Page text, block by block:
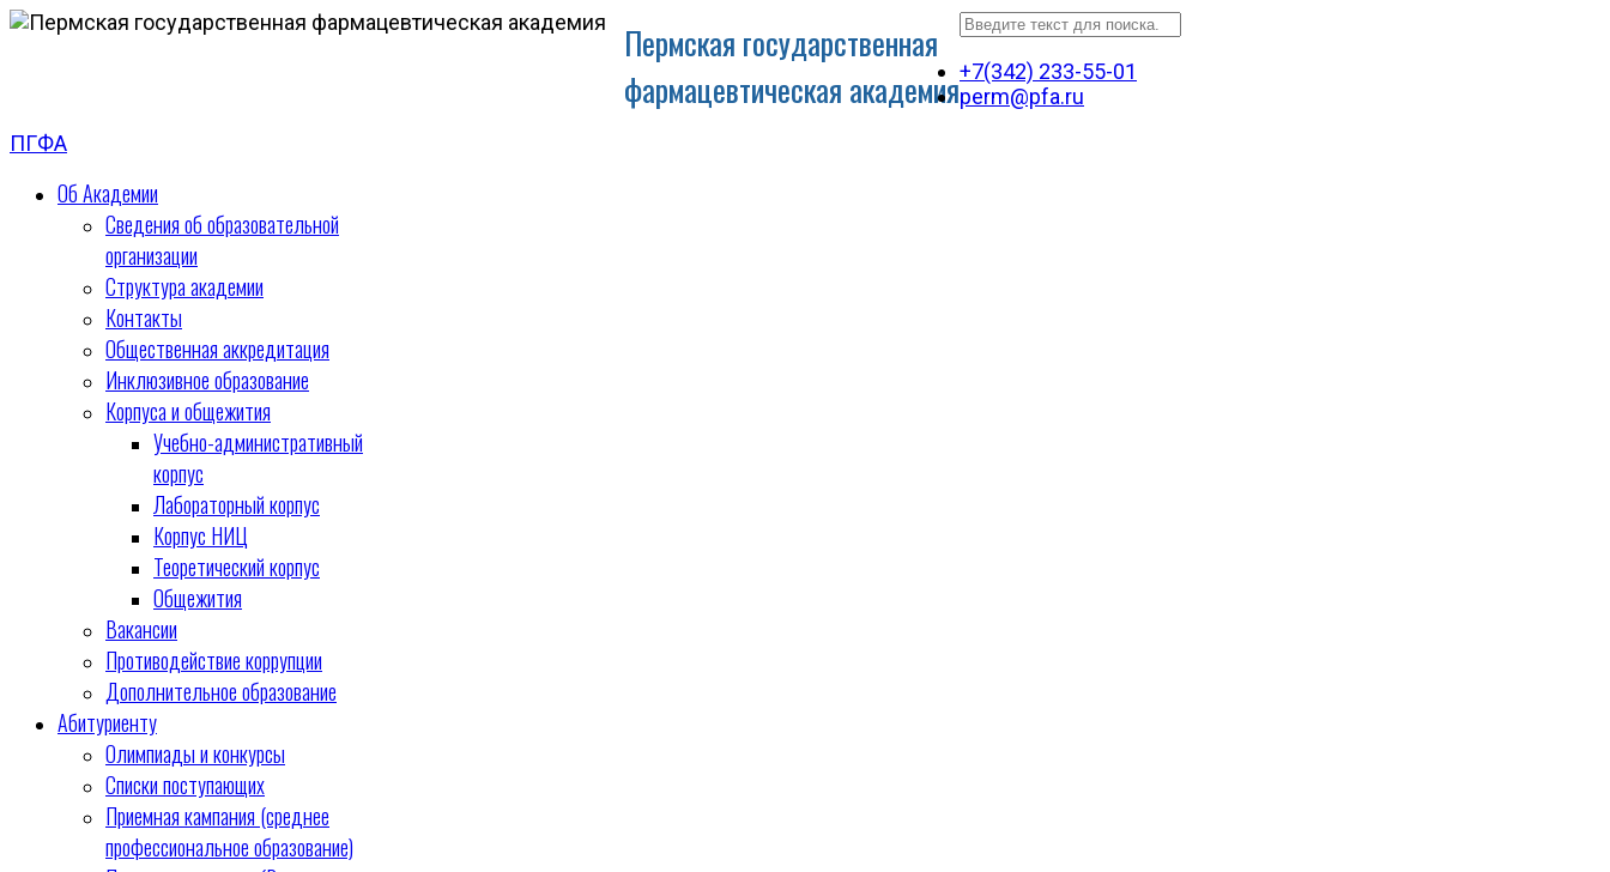
Пермская государственная
фармацевтическая академия+7(342) 233-55-01
perm@pfa.ru
ПГФА
Об Академии
Сведения об образовательной
организации
Структура академии
Контакты
Общественная аккредитация
Инклюзивное образование
Корпуса и общежития
Учебно-административный
корпус
Лабораторный корпус
Корпус НИЦ
Теоретический корпус
Общежития
Вакансии
Противодействие коррупции
Дополнительное образование
Абитуриенту
Олимпиады и конкурсы
Списки поступающих
Приемная кампания (среднее
профессиональное образование)